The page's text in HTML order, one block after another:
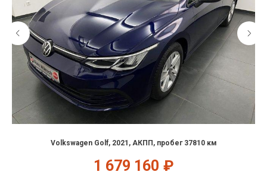
Volkswagen Golf, 2021, АКПП, пробег 37810 км
1 679 160 ₽